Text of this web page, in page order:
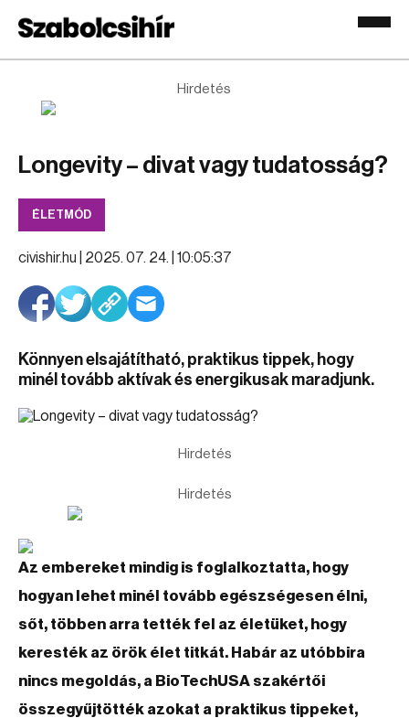
Hirdetés
Longevity – divat vagy tudatosság?
ÉLETMÓD
civishir.hu | 2025. 07. 24. | 10:05:37
Könnyen elsajátítható, praktikus tippek, hogy
minél tovább aktívak és energikusak maradjunk.
Hirdetés
Hirdetés
Az embereket mindig is foglalkoztatta, hogy
hogyan lehet minél tovább egészségesen élni,
sőt, többen arra tették fel az életüket, hogy
keresték az örök élet titkát. Habár az utóbbira
nincs megoldás, a BioTechUSA szakértői
összegyűjtötték azokat a praktikus tippeket,